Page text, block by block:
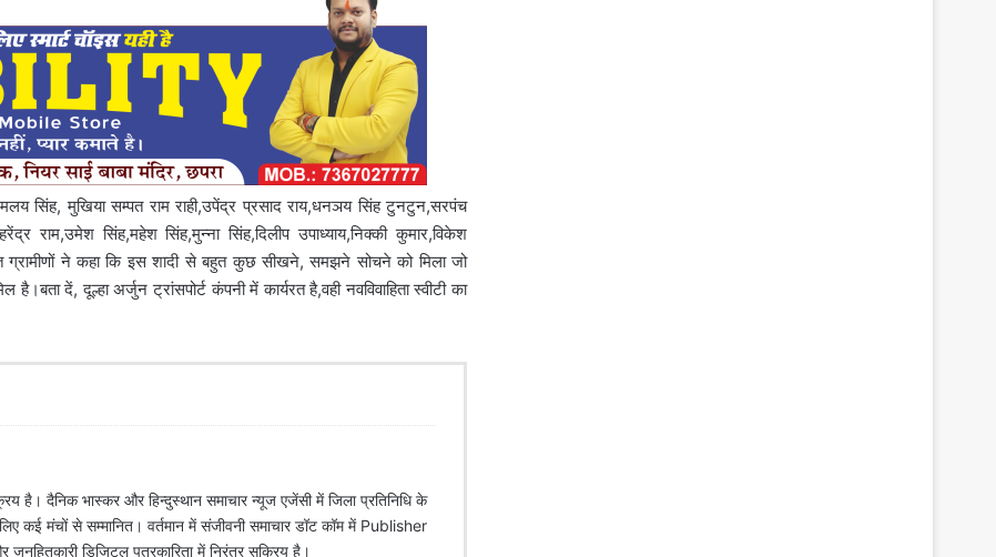
सिंह, मुखिया सम्पत राम राही,उपेंद्र प्रसाद राय,धनञय सिंह टुनटुन,सरपंच
राम,उमेश सिंह,महेश सिंह,मुन्ना सिंह,दिलीप उपाध्याय,निक्की कुमार,विकेश
ग्रामीणों ने कहा कि इस शादी से बहुत कुछ सीखने, समझने सोचने को मिला जो
दें, दूल्हा अर्जुन ट्रांसपोर्ट कंपनी में कार्यरत है,वही नवविवाहिता स्वीटी का
है। दैनिक भास्कर और हिन्दुस्थान समाचार न्यूज एजेंसी में जिला प्रतिनिधि के
कई मंचों से सम्मानित। वर्तमान में संजीवनी समाचार डॉट कॉम में Publisher
डिजिटल पत्रकारिता में निरंतर सक्रिय है।